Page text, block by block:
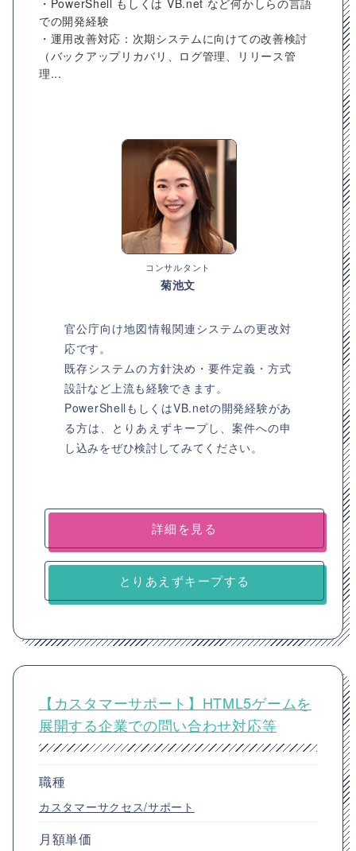
・PowerShell もしくは VB.net など何かしらの言語
での開発経験
・運用改善対応：次期システムに向けての改善検討
（バックアップリカバリ、ログ管理、リリース管
理...
コンサルタント
菊池文
官公庁向け地図情報関連システムの更改対
応です。
既存システムの方針決め・要件定義・方式
設計など上流も経験できます。
PowerShellもしくはVB.netの開発経験があ
る方は、とりあえずキープし、案件への申
し込みをぜひ検討してみてください。
詳細を見る
とりあえずキープする
【カスタマーサポート】HTML5ゲームを
展開する企業での問い合わせ対応等
職種
カスタマーサクセス/サポート
月額単価